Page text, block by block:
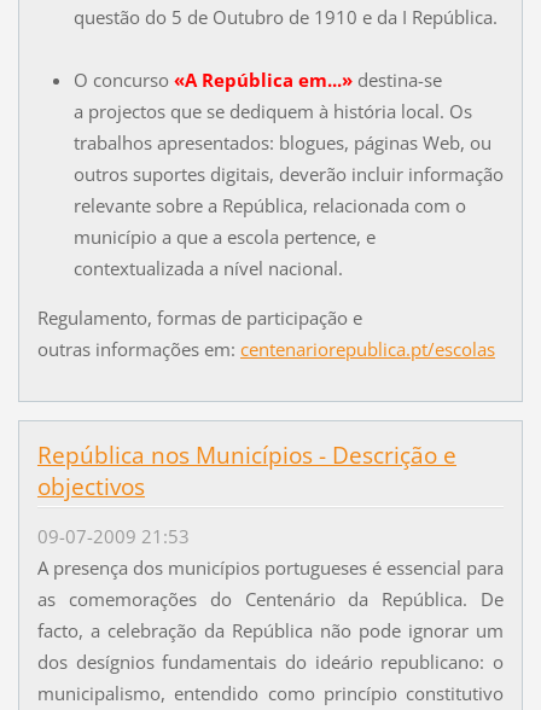
questão do 5 de Outubro de 1910 e da I República.
O concurso «A República em...» destina-se
a projectos que se dediquem à história local. Os
trabalhos apresentados: blogues, páginas Web, ou
outros suportes digitais, deverão incluir informação
relevante sobre a República, relacionada com o
município a que a escola pertence, e
contextualizada a nível nacional.
Regulamento, formas de participação e
outras informações em: centenariorepublica.pt/escolas
República nos Municípios - Descrição e
objectivos
09-07-2009 21:53
A presença dos municípios portugueses é essencial para
as comemorações do Centenário da República. De
facto, a celebração da República não pode ignorar um
dos desígnios fundamentais do ideário republicano: o
municipalismo, entendido como princípio constitutivo